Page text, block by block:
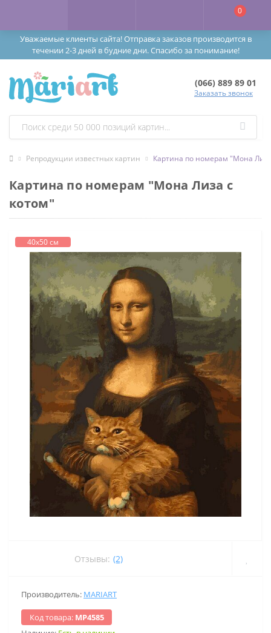
Уважаемые клиенты сайта! Отправка заказов производится в
течении 2-3 дней в будние дни. Спасибо за понимание!
0
(066) 889 89 01
Заказать звонок
Репродукции известных картин Картина по номерам "Мона
Картина по номерам "Мона Лиза с
котом"
40х50 см
Отзывы: (2)
Производитель: MARIART
Код товара: МР4585